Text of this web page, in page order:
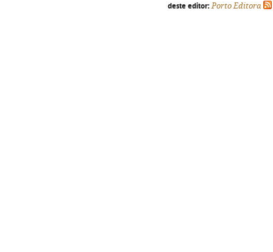
deste editor: Porto Editora